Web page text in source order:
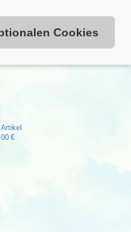
Warenkorb
Cookies
€